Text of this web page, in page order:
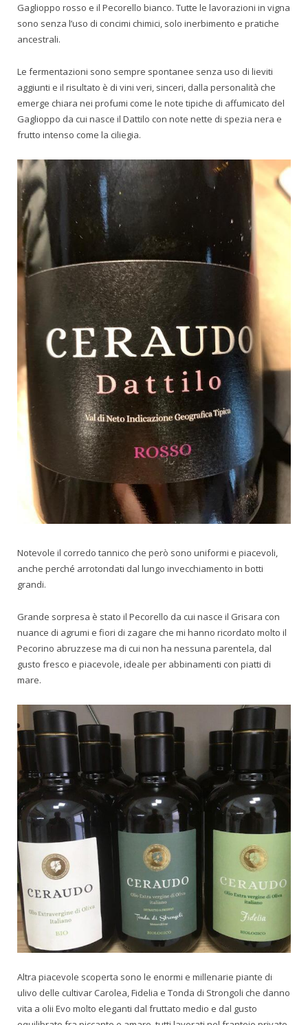
Gaglioppo rosso e il Pecorello bianco. Tutte le lavorazioni in vigna
sono senza l’uso di concimi chimici, solo inerbimento e pratiche
ancestrali.
Le fermentazioni sono sempre spontanee senza uso di lieviti
aggiunti e il risultato è di vini veri, sinceri, dalla personalità che
emerge chiara nei profumi come le note tipiche di affumicato del
Gaglioppo da cui nasce il Dattilo con note nette di spezia nera e
frutto intenso come la ciliegia.
Notevole il corredo tannico che però sono uniformi e piacevoli,
anche perché arrotondati dal lungo invecchiamento in botti
grandi.
Grande sorpresa è stato il Pecorello da cui nasce il Grisara con
nuance di agrumi e fiori di zagare che mi hanno ricordato molto il
Pecorino abruzzese ma di cui non ha nessuna parentela, dal
gusto fresco e piacevole, ideale per abbinamenti con piatti di
mare.
Altra piacevole scoperta sono le enormi e millenarie piante di
ulivo delle cultivar Carolea, Fidelia e Tonda di Strongoli che danno
vita a olii Evo molto eleganti dal fruttato medio e dal gusto